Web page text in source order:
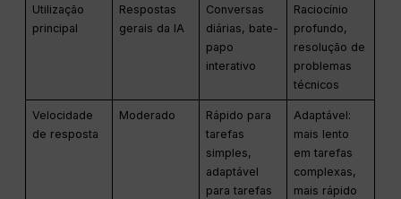
Utilização
principal
Respostas
gerais da IA
Conversas
diárias, bate-
papo
interativo
Raciocínio
profundo,
resolução de
problemas
técnicos
Velocidade
de resposta
Moderado
Rápido para
tarefas
simples,
adaptável
para tarefas
Adaptável:
mais lento
em tarefas
complexas,
mais rápido